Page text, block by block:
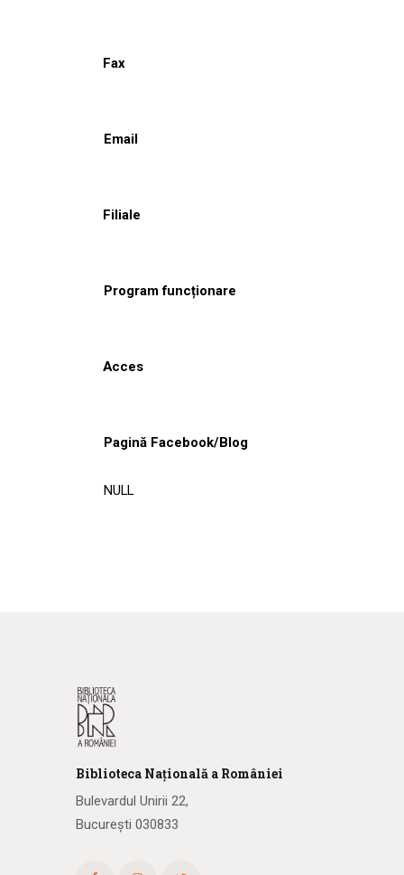
Fax
Email
Filiale
Program funcționare
Acces
Pagină Facebook/Blog
NULL
Biblioteca Națională a României
Bulevardul Unirii 22,
București 030833